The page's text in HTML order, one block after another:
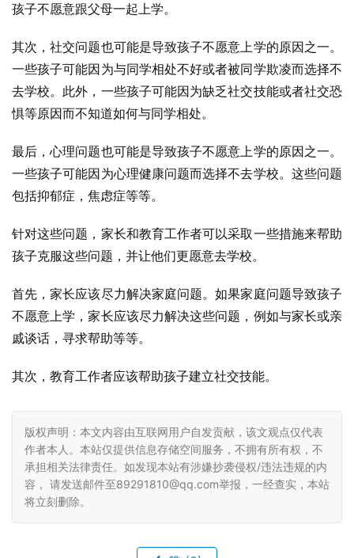
孩子不愿意跟父母一起上学。
其次，社交问题也可能是导致孩子不愿意上学的原因之一。
一些孩子可能因为与同学相处不好或者被同学欺凌而选择不
去学校。此外，一些孩子可能因为缺乏社交技能或者社交恐
惧等原因而不知道如何与同学相处。
最后，心理问题也可能是导致孩子不愿意上学的原因之一。
一些孩子可能因为心理健康问题而选择不去学校。这些问题
包括抑郁症，焦虑症等等。
针对这些问题，家长和教育工作者可以采取一些措施来帮助
孩子克服这些问题，并让他们更愿意去学校。
首先，家长应该尽力解决家庭问题。如果家庭问题导致孩子
不愿意上学，家长应该尽力解决这些问题，例如与家长或亲
戚谈话，寻求帮助等等。
其次，教育工作者应该帮助孩子建立社交技能。
版权声明：本文内容由互联网用户自发贡献，该文观点仅代表
作者本人。本站仅提供信息存储空间服务，不拥有所有权，不
承担相关法律责任。如发现本站有涉嫌抄袭侵权/违法违规的内
容， 请发送邮件至89291810@qq.com举报，一经查实，本站
将立刻删除。